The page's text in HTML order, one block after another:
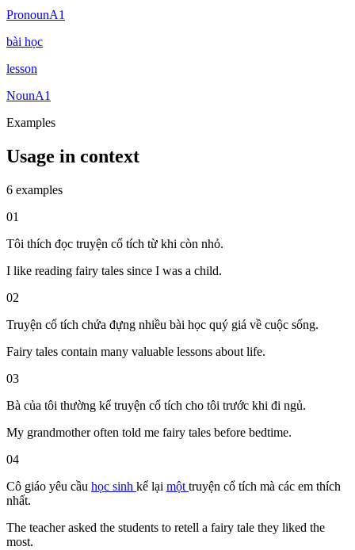
PronounA1
bài học
lesson
NounA1
Examples
Usage in context
6 examples
01
Tôi thích đọc truyện cổ tích từ khi còn nhỏ.
I like reading fairy tales since I was a child.
02
Truyện cổ tích chứa đựng nhiều bài học quý giá về cuộc sống.
Fairy tales contain many valuable lessons about life.
03
Bà của tôi thường kể truyện cổ tích cho tôi trước khi đi ngủ.
My grandmother often told me fairy tales before bedtime.
04
Cô giáo yêu cầu học sinh kể lại một truyện cổ tích mà các em thích
nhất.
The teacher asked the students to retell a fairy tale they liked the
most.